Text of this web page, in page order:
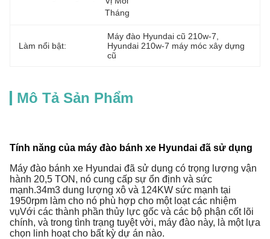
Tháng
Làm nổi bật:
Máy đào Hyundai cũ 210w-7
Hyundai 210w-7 máy móc xây dựng
cũ
Mô Tả Sản Phẩm
Tính năng của máy đào bánh xe Hyundai đã sử dụng
Máy đào bánh xe Hyundai đã sử dụng có trọng lượng vận
hành 20,5 TON, nó cung cấp sự ổn định và sức
mạnh.34m3 dung lượng xô và 124KW sức mạnh tại
1950rpm làm cho nó phù hợp cho một loạt các nhiệm
vụVới các thành phần thủy lực gốc và các bộ phận cốt lõi
chính, và trong tình trạng tuyệt vời, máy đào này, là một lựa
chọn linh hoạt cho bất kỳ dự án nào.